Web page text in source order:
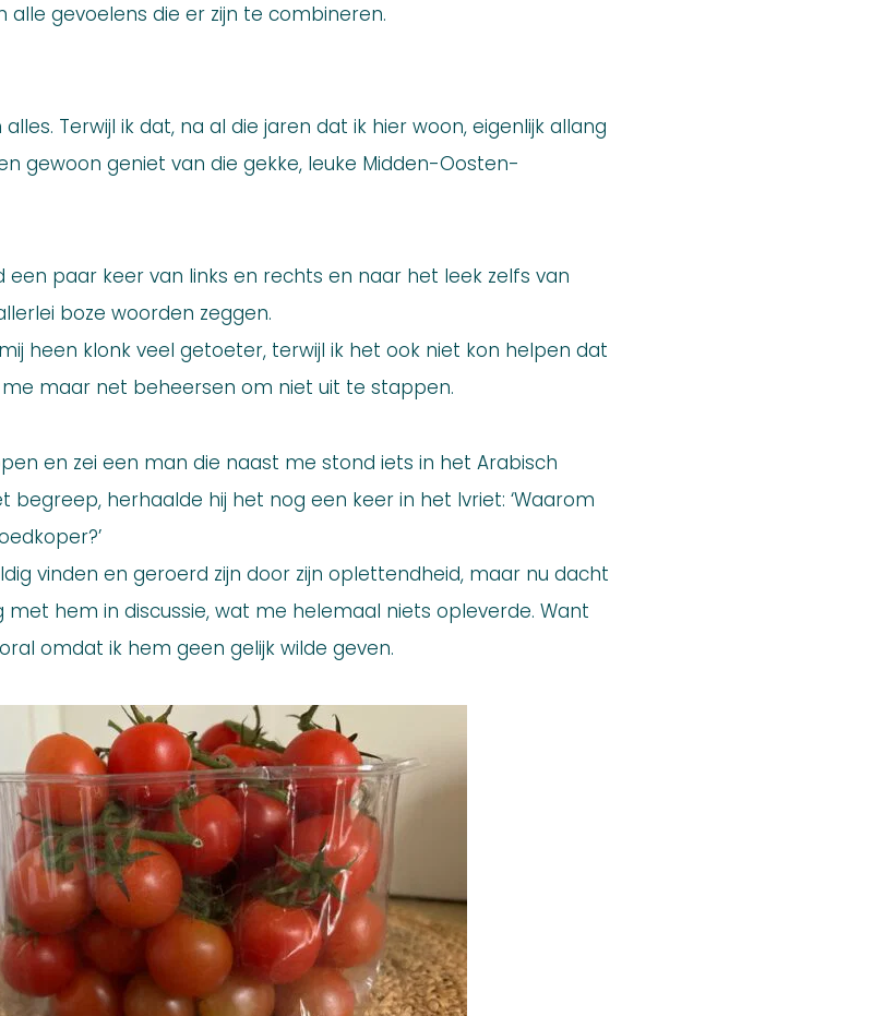
alle gevoelens die er zijn te combineren.
Terwijl ik dat, na al die jaren dat ik hier woon, eigenlijk allang
gewoon geniet van die gekke, leuke Midden-Oosten-
een paar keer van links en rechts en naar het leek zelfs van
boze woorden zeggen.
heen klonk veel getoeter, terwijl ik het ook niet kon helpen dat
maar net beheersen om niet uit te stappen.
en zei een man die naast me stond iets in het Arabisch
begreep, herhaalde hij het nog een keer in het Ivriet: ‘Waarom
vinden en geroerd zijn door zijn oplettendheid, maar nu dacht
met hem in discussie, wat me helemaal niets opleverde. Want
omdat ik hem geen gelijk wilde geven.